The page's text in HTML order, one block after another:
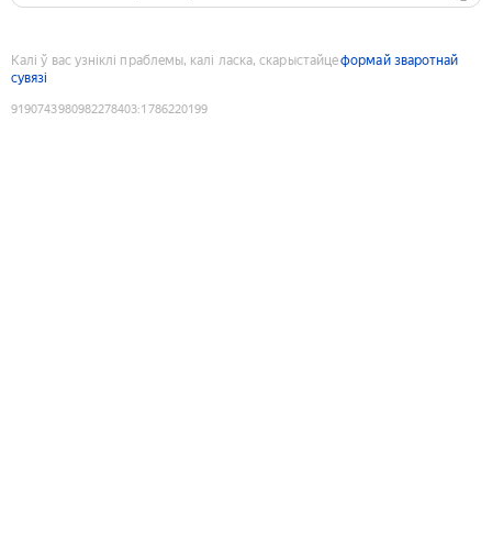
Калі ў вас узніклі праблемы, калі ласка, скарыстайцеформай зваротнай
сувязі
9190743980982278403:1786220199